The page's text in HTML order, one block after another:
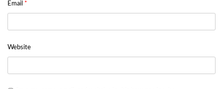
Email *
Website